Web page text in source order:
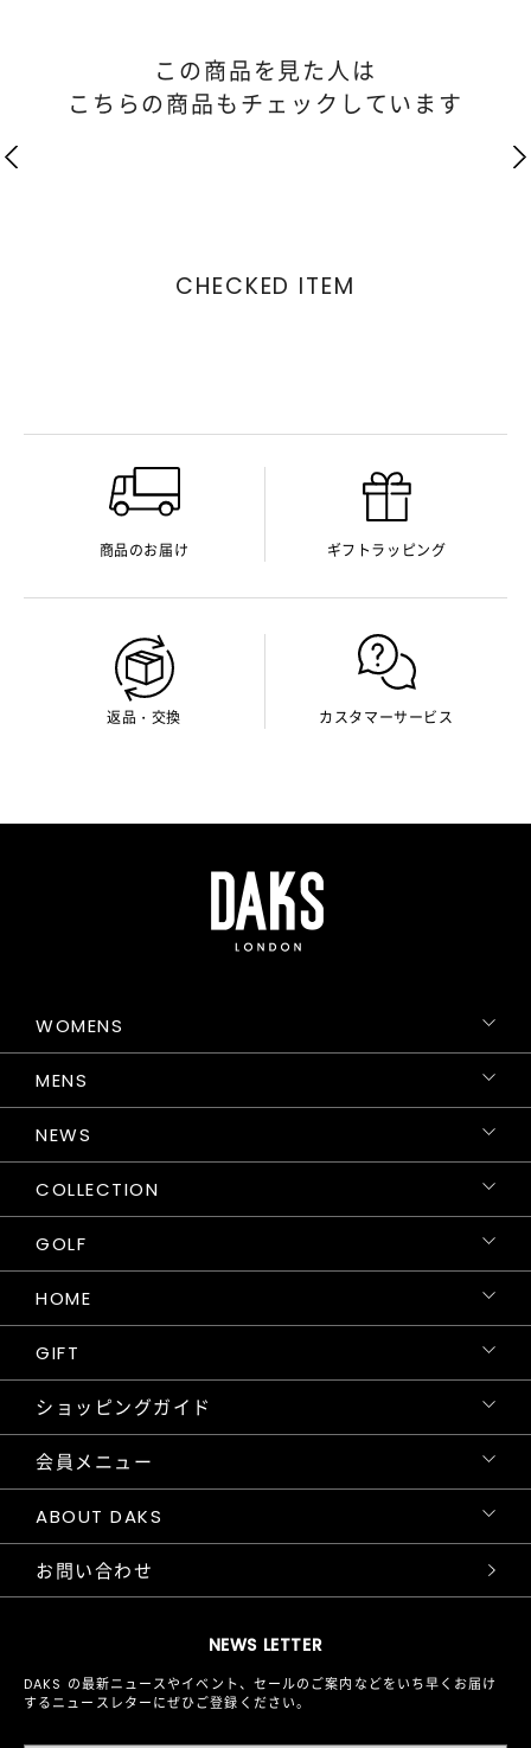
この商品を見た人は
こちらの商品もチェックしています
CHECKED ITEM
商品のお届け ギフトラッピング
返品・交換 カスタマーサービス
NEWS LETTER
DAKS の最新ニュースやイベント、セールのご案内などをいち早くお届け
するニュースレターにぜひご登録ください。
WOMENS
MENS
NEWS
COLLECTION
GOLF
HOME
GIFT
ショッピングガイド
会員メニュー
ABOUT DAKS
お問い合わせ